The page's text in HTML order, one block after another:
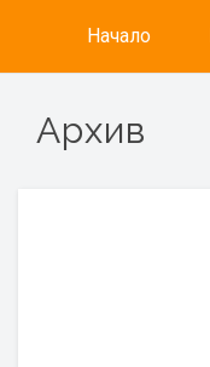
Начало
Архив